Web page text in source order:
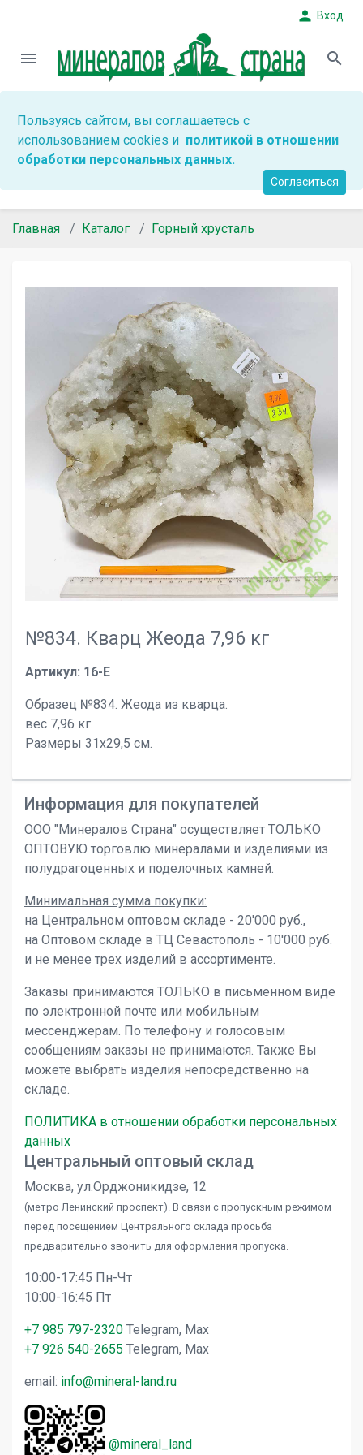
person Вход
menu search
Пользуясь сайтом, вы соглашаетесь с
использованием cookies и политикой в отношении
обработки персональных данных.
Согласиться
Главная Каталог Горный хрусталь
№834. Кварц Жеода 7,96 кг
Артикул: 16-E
Образец №834. Жеода из кварца.
вес 7,96 кг.
Размеры 31х29,5 см.
Информация для покупателей
ООО "Минералов Страна" осуществляет ТОЛЬКО
ОПТОВУЮ торговлю минералами и изделиями из
полудрагоценных и поделочных камней.
Минимальная сумма покупки:
на Центральном оптовом складе - 20'000 руб.,
на Оптовом складе в ТЦ Севастополь - 10'000 руб.
и не менее трех изделий в ассортименте.
Заказы принимаются ТОЛЬКО в письменном виде
по электронной почте или мобильным
мессенджерам. По телефону и голосовым
сообщениям заказы не принимаются. Также Вы
можете выбрать изделия непосредственно на
складе.
ПОЛИТИКА в отношении обработки персональных
данных
Центральный оптовый склад
Москва, ул.Орджоникидзе, 12
(метро Ленинский проспект). В связи с пропускным режимом
перед посещением Центрального склада просьба
предварительно звонить для оформления пропуска.
10:00-17:45 Пн-Чт
10:00-16:45 Пт
+7 985 797-2320 Telegram, Max
+7 926 540-2655 Telegram, Max
email: info@mineral-land.ru
@mineral_land